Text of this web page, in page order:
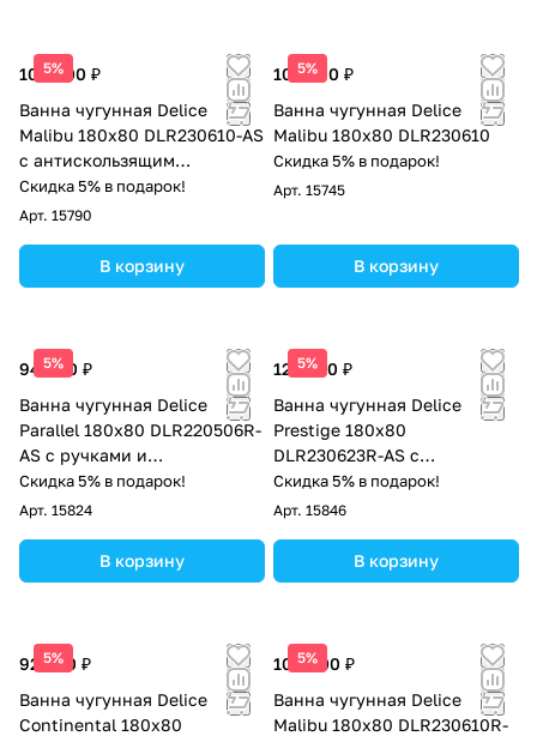
5%
108 000 ₽
Ванна чугунная Delice
Malibu 180х80 DLR230610-AS
с антискользящим
покрытием
Скидка 5% в подарок!
Арт. 15790
В корзину
5%
105 000 ₽
Ванна чугунная Delice
Malibu 180х80 DLR230610
Скидка 5% в подарок!
Арт. 15745
В корзину
5%
94 000 ₽
Ванна чугунная Delice
Parallel 180х80 DLR220506R-
AS с ручками и
антискользящим покрытием
Скидка 5% в подарок!
Арт. 15824
В корзину
5%
125 000 ₽
Ванна чугунная Delice
Prestige 180х80
DLR230623R-AS с
отверстиями под ручки и
антискользящим покрытием
Скидка 5% в подарок!
Арт. 15846
В корзину
5%
92 000 ₽
Ванна чугунная Delice
Continental 180х80
5%
108 000 ₽
Ванна чугунная Delice
Malibu 180х80 DLR230610R-